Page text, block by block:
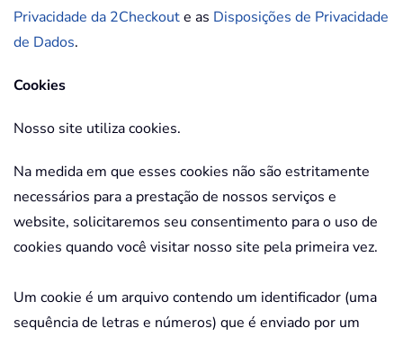
Privacidade da 2Checkoute as Disposições de Privacidade
de Dados.
Cookies
Nosso site utiliza cookies.
Na medida em que esses cookies não são estritamente
necessários para a prestação de nossos serviços e
website, solicitaremos seu consentimento para o uso de
cookies quando você visitar nosso site pela primeira vez.
Um cookie é um arquivo contendo um identificador (uma
sequência de letras e números) que é enviado por um